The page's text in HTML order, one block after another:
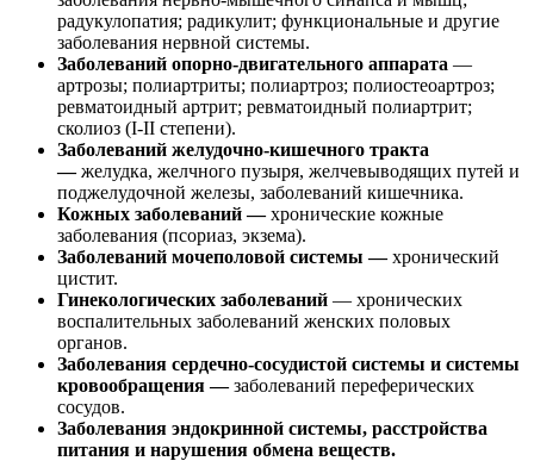
радукулопатия; радикулит; функциональные и другие
заболевания нервной системы.
Заболеваний опорно-двигательного аппарата —
артрозы; полиартриты; полиартроз; полиостеоартроз;
ревматоидный артрит; ревматоидный полиартрит;
сколиоз (I-II степени).
Заболеваний желудочно-кишечного тракта
—желудка, желчного пузыря, желчевыводящих путей и
поджелудочной железы, заболеваний кишечника.
Кожных заболеваний —хронические кожные
заболевания (псориаз, экзема).
Заболеваний мочеполовой системы —хронический
цистит.
Гинекологических заболеваний — хронических
воспалительных заболеваний женских половых
органов.
Заболевания сердечно-сосудистой системы и системы
кровообращения —заболеваний переферических
сосудов.
Заболевания эндокринной системы, расстройства
питания и нарушения обмена веществ.